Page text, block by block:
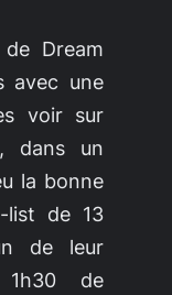
Dream
avec une
voir sur
dans un
la bonne
list de 13
de leur
de